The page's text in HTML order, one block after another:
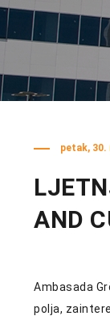
petak, 30.
AND
Ambasada
polja,